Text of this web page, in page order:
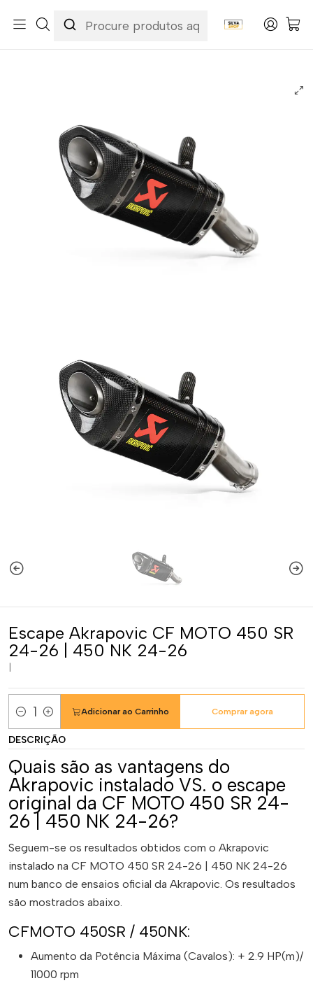
Acessórios & Personalização
Escapes / Ponteiras
Escape Akrapovic CF MOTO 450 SR 24-26 | 450 NK 24-26
Escape Akrapovic CF MOTO 450 SR
24-26 | 450 NK 24-26
Quantidade
Adicionar ao Carrinho Comprar agora
DESCRIÇÃO
Quais são as vantagens do
Akrapovic instalado VS. o escape
original da CF MOTO 450 SR 24-
26 | 450 NK 24-26?
Seguem-se os resultados obtidos com o Akrapovic
instalado na CF MOTO 450 SR 24-26 | 450 NK 24-26
num banco de ensaios oficial da Akrapovic. Os resultados
são mostrados abaixo.
CFMOTO 450SR / 450NK:
Aumento da Potência Máxima (Cavalos): + 2.9 HP(m)/
11000 rpm